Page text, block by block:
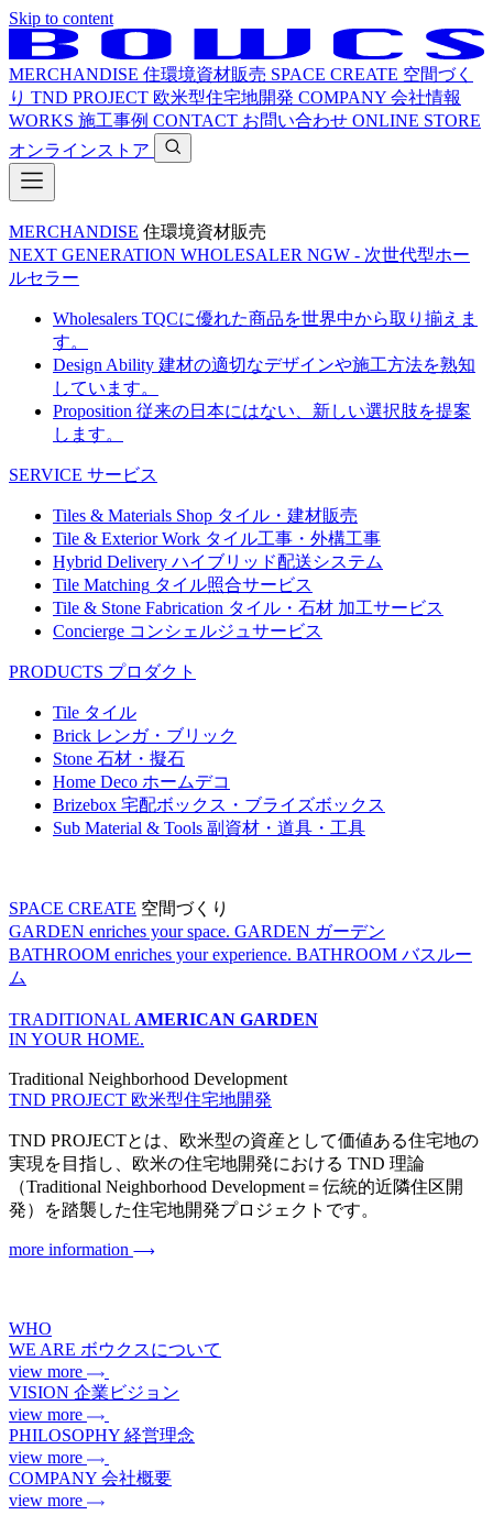
Skip to content
MERCHANDISE 住環境資材販売 SPACE CREATE 空間づく
り TND PROJECT 欧米型住宅地開発 COMPANY 会社情報
WORKS 施工事例 CONTACT お問い合わせ ONLINE STORE
オンラインストア
MERCHANDISE 住環境資材販売
NEXT GENERATION WHOLESALER NGW - 次世代型ホー
ルセラー
Wholesalers TQCに優れた商品を世界中から取り揃えま
す。
Design Ability 建材の適切なデザインや施工方法を熟知
しています。
Proposition 従来の日本にはない、新しい選択肢を提案
します。
SERVICE サービス
Tiles & Materials Shop タイル・建材販売
Tile & Exterior Work タイル工事・外構工事
Hybrid Delivery ハイブリッド配送システム
Tile Matching タイル照合サービス
Tile & Stone Fabrication タイル・石材 加工サービス
Concierge コンシェルジュサービス
PRODUCTS プロダクト
Tile タイル
Brick レンガ・ブリック
Stone 石材・擬石
Home Deco ホームデコ
Brizebox 宅配ボックス・ブライズボックス
Sub Material & Tools 副資材・道具・工具
SPACE CREATE 空間づくり
GARDEN enriches your space. GARDEN ガーデン
BATHROOM enriches your experience. BATHROOM バスルー
ム
TRADITIONAL AMERICAN GARDEN
IN YOUR HOME.
Traditional Neighborhood Development
TND PROJECT 欧米型住宅地開発
TND PROJECTとは、欧米型の資産として価値ある住宅地の
実現を目指し、欧米の住宅地開発における TND 理論
（Traditional Neighborhood Development＝伝統的近隣住区開
発）を踏襲した住宅地開発プロジェクトです。
more information
WHO
WE ARE ボウクスについて
view more
VISION 企業ビジョン
view more
PHILOSOPHY 経営理念
view more
COMPANY 会社概要
view more